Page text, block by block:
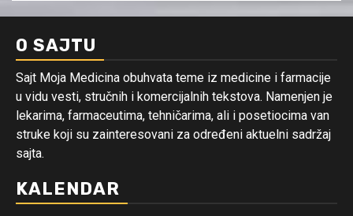
O SAJTU
Sajt Moja Medicina obuhvata teme iz medicine i farmacije
u vidu vesti, stručnih i komercijalnih tekstova. Namenjen je
lekarima, farmaceutima, tehničarima, ali i posetiocima van
struke koji su zainteresovani za određeni aktuelni sadržaj
sajta.
KALENDAR